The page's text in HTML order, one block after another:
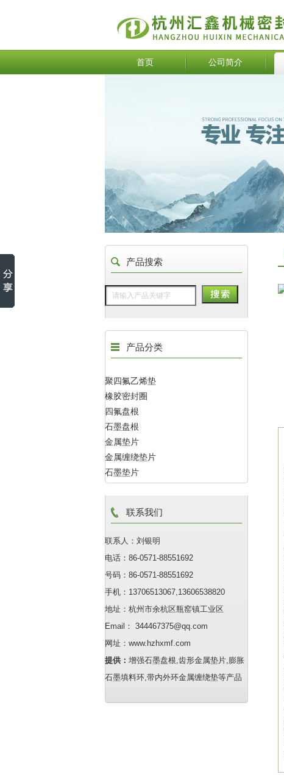
首页 公司简介
产品搜索
产品分类
聚四氟乙烯垫
橡胶密封圈
四氟盘根
石墨盘根
金属垫片
金属缠绕垫片
石墨垫片
联系我们
联系人：刘银明
电话：86-0571-88551692
号码：86-0571-88551692
手机：13706513067,13606538820
地址：杭州市余杭区瓶窑镇工业区
Email： 344467375@qq.com
网址：www.hzhxmf.com
提供： 增强石墨盘根,齿形金属垫片,膨胀
石墨填料环,带内外环金属缠绕垫等产品